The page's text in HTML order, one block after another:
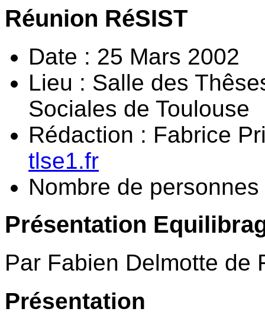
Réunion RéSIST
Date : 25 Mars 2002
Lieu : Salle des
Sociales de Toulouse
Rédaction : Fabrice
tlse1.fr
Nombre de
Présentation
Par Fabien Delmotte de
Présentation